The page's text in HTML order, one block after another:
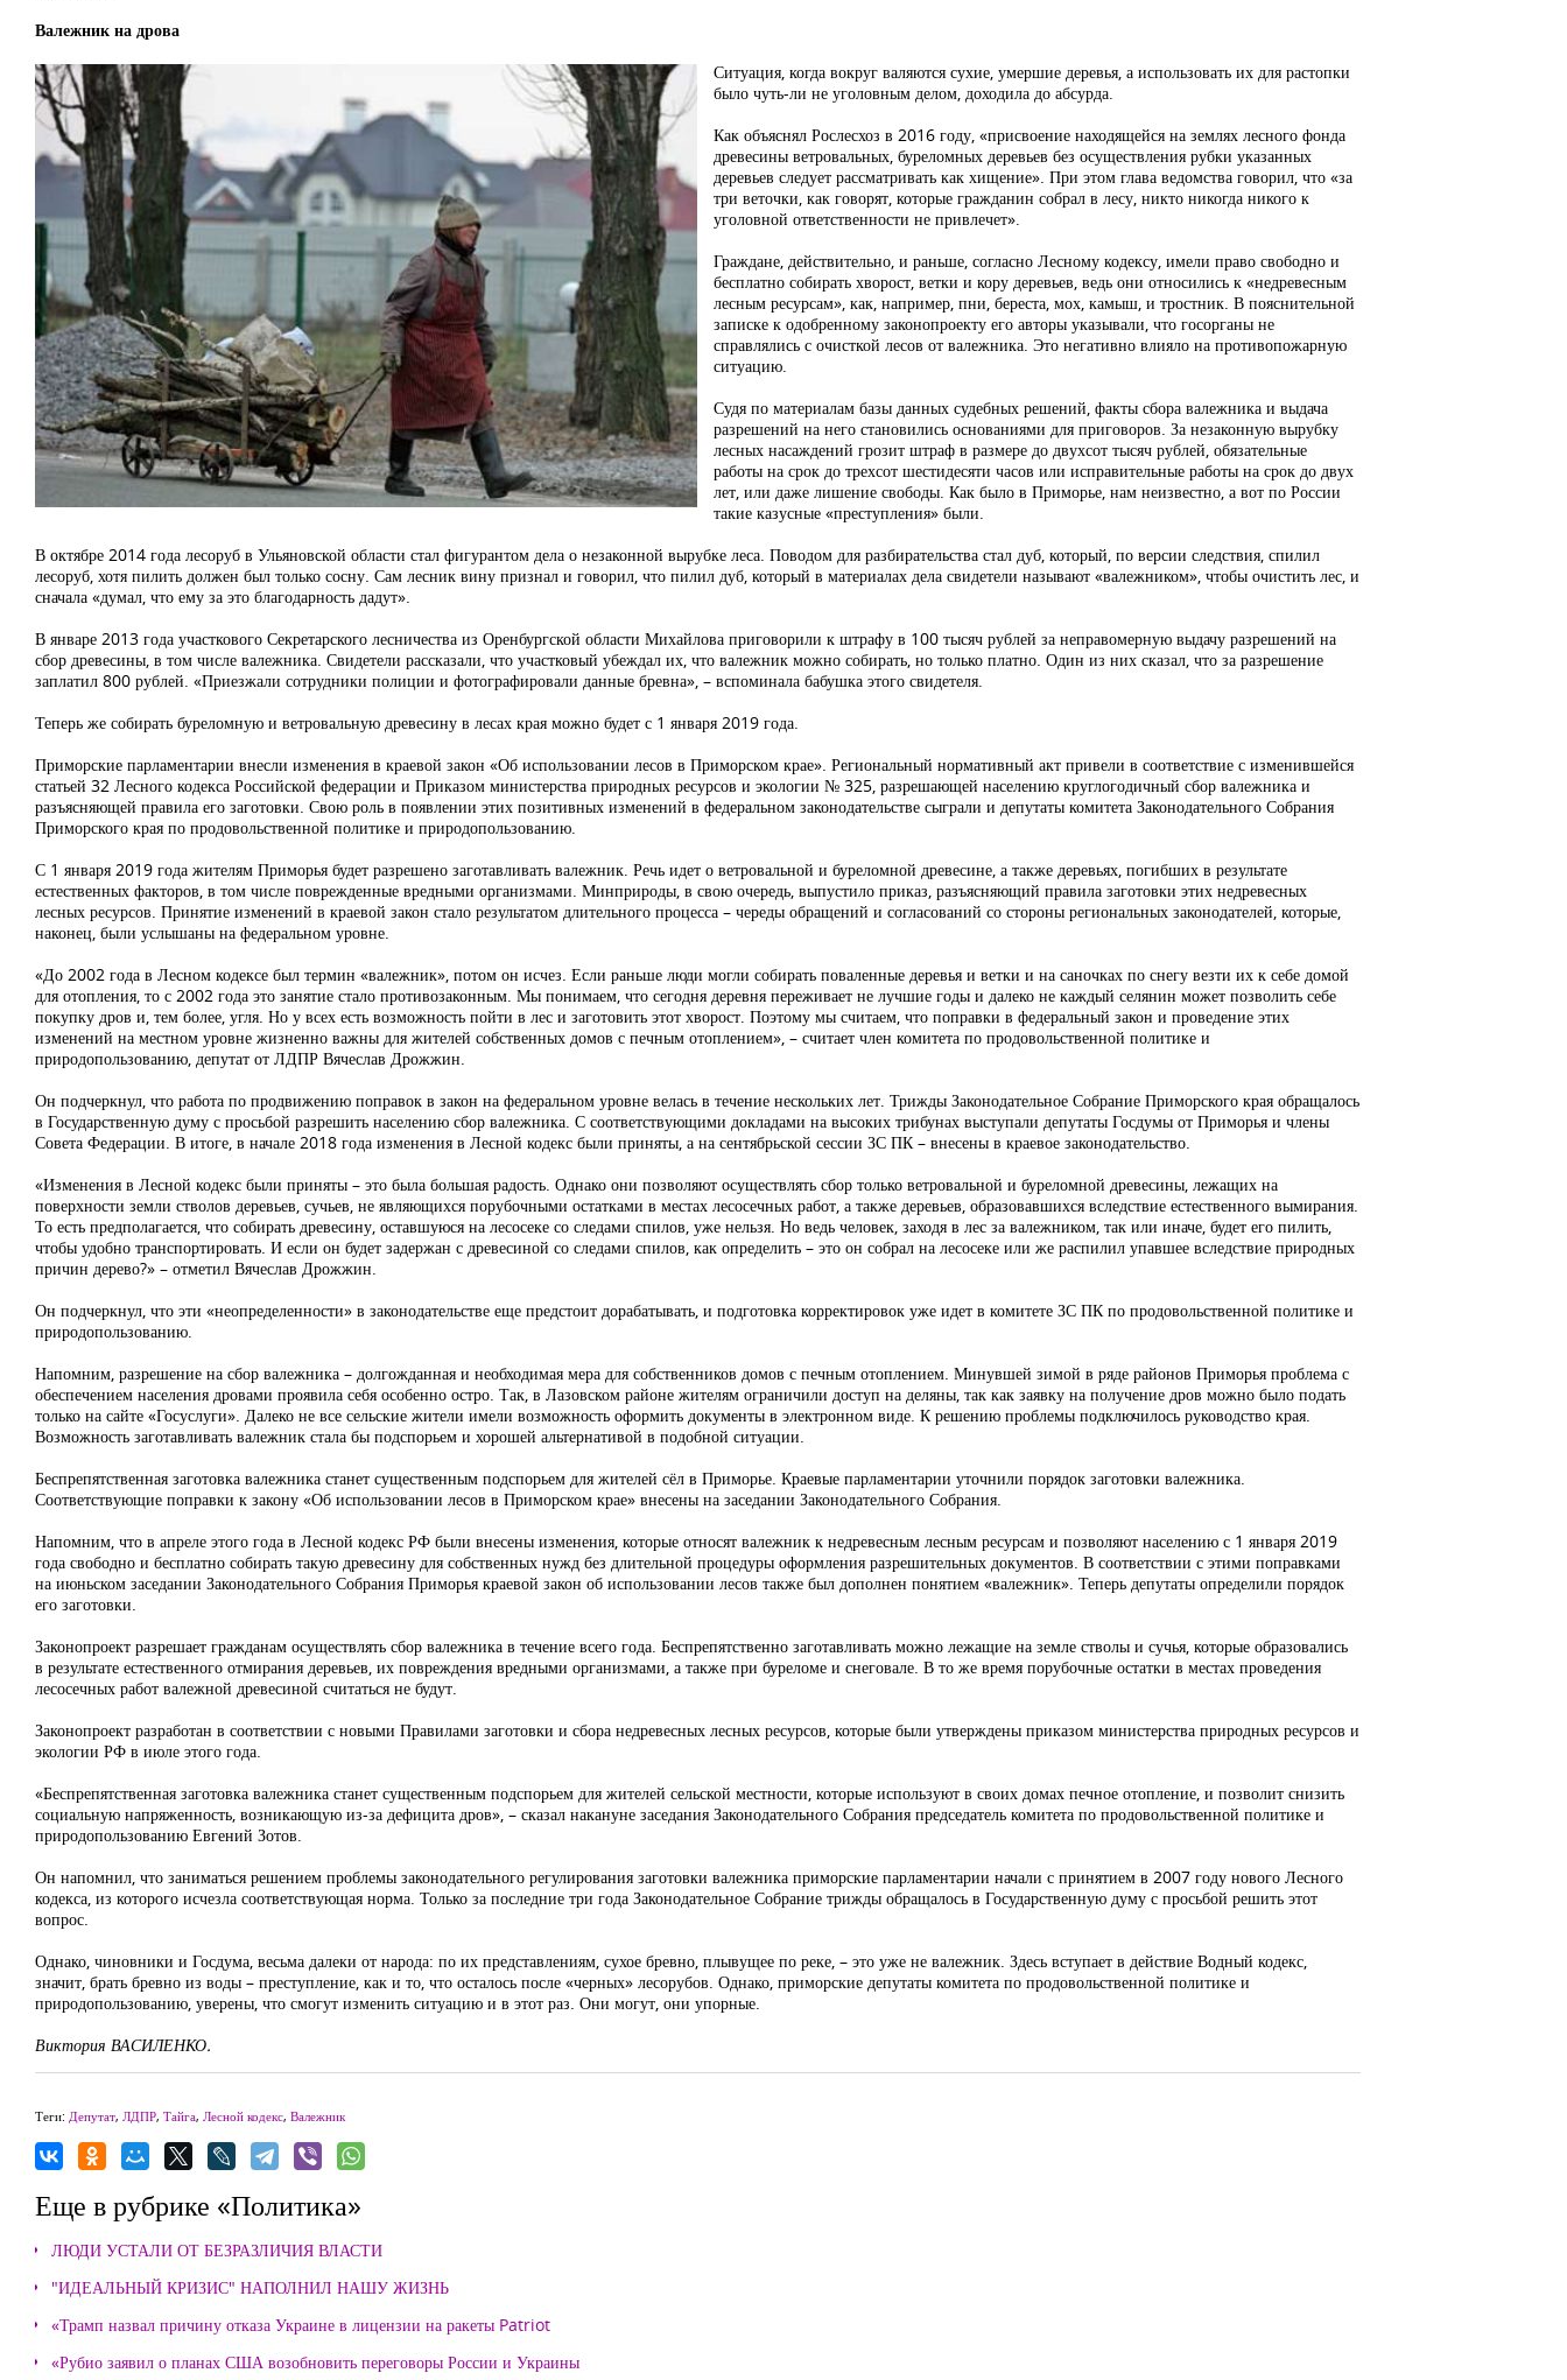
Валежник на дрова
Ситуация, когда вокруг валяются сухие, умершие деревья, а использовать их для растопки
было чуть-ли не уголовным делом, доходила до абсурда.
Как объяснял Рослесхоз в 2016 году, «присвоение находящейся на землях лесного фонда
древесины ветровальных, буреломных деревьев без осуществления рубки указанных
деревьев следует рассматривать как хищение». При этом глава ведомства говорил, что «за
три веточки, как говорят, которые гражданин собрал в лесу, никто никогда никого к
уголовной ответственности не привлечет».
Граждане, действительно, и раньше, согласно Лесному кодексу, имели право свободно и
бесплатно собирать хворост, ветки и кору деревьев, ведь они относились к «недревесным
лесным ресурсам», как, например, пни, береста, мох, камыш, и тростник. В пояснительной
записке к одобренному законопроекту его авторы указывали, что госорганы не
справлялись с очисткой лесов от валежника. Это негативно влияло на противопожарную
ситуацию.
Судя по материалам базы данных судебных решений, факты сбора валежника и выдача
разрешений на него становились основаниями для приговоров. За незаконную вырубку
лесных насаждений грозит штраф в размере до двухсот тысяч рублей, обязательные
работы на срок до трехсот шестидесяти часов или исправительные работы на срок до двух
лет, или даже лишение свободы. Как было в Приморье, нам неизвестно, а вот по России
такие казусные «преступления» были.
В октябре 2014 года лесоруб в Ульяновской области стал фигурантом дела о незаконной вырубке леса. Поводом для разбирательства стал дуб, который, по версии следствия, спилил
лесоруб, хотя пилить должен был только сосну. Сам лесник вину признал и говорил, что пилил дуб, который в материалах дела свидетели называют «валежником», чтобы очистить лес, и
сначала «думал, что ему за это благодарность дадут».
В январе 2013 года участкового Секретарского лесничества из Оренбургской области Михайлова приговорили к штрафу в 100 тысяч рублей за неправомерную выдачу разрешений на
сбор древесины, в том числе валежника. Свидетели рассказали, что участковый убеждал их, что валежник можно собирать, но только платно. Один из них сказал, что за разрешение
заплатил 800 рублей. «Приезжали сотрудники полиции и фотографировали данные бревна», – вспоминала бабушка этого свидетеля.
Теперь же собирать буреломную и ветровальную древесину в лесах края можно будет с 1 января 2019 года.
Приморские парламентарии внесли изменения в краевой закон «Об использовании лесов в Приморском крае». Региональный нормативный акт привели в соответствие с изменившейся
статьей 32 Лесного кодекса Российской федерации и Приказом министерства природных ресурсов и экологии № 325, разрешающей населению круглогодичный сбор валежника и
разъясняющей правила его заготовки. Свою роль в появлении этих позитивных изменений в федеральном законодательстве сыграли и депутаты комитета Законодательного Собрания
Приморского края по продовольственной политике и природопользованию.
С 1 января 2019 года жителям Приморья будет разрешено заготавливать валежник. Речь идет о ветровальной и буреломной древесине, а также деревьях, погибших в результате
естественных факторов, в том числе поврежденные вредными организмами. Минприроды, в свою очередь, выпустило приказ, разъясняющий правила заготовки этих недревесных
лесных ресурсов. Принятие изменений в краевой закон стало результатом длительного процесса – череды обращений и согласований со стороны региональных законодателей, которые,
наконец, были услышаны на федеральном уровне.
«До 2002 года в Лесном кодексе был термин «валежник», потом он исчез. Если раньше люди могли собирать поваленные деревья и ветки и на саночках по снегу везти их к себе домой
для отопления, то с 2002 года это занятие стало противозаконным. Мы понимаем, что сегодня деревня переживает не лучшие годы и далеко не каждый селянин может позволить себе
покупку дров и, тем более, угля. Но у всех есть возможность пойти в лес и заготовить этот хворост. Поэтому мы считаем, что поправки в федеральный закон и проведение этих
изменений на местном уровне жизненно важны для жителей собственных домов с печным отоплением», – считает член комитета по продовольственной политике и
природопользованию, депутат от ЛДПР Вячеслав Дрожжин.
Он подчеркнул, что работа по продвижению поправок в закон на федеральном уровне велась в течение нескольких лет. Трижды Законодательное Собрание Приморского края обращалось
в Государственную думу с просьбой разрешить населению сбор валежника. С соответствующими докладами на высоких трибунах выступали депутаты Госдумы от Приморья и члены
Совета Федерации. В итоге, в начале 2018 года изменения в Лесной кодекс были приняты, а на сентябрьской сессии ЗС ПК – внесены в краевое законодательство.
«Изменения в Лесной кодекс были приняты – это была большая радость. Однако они позволяют осуществлять сбор только ветровальной и буреломной древесины, лежащих на
поверхности земли стволов деревьев, сучьев, не являющихся порубочными остатками в местах лесосечных работ, а также деревьев, образовавшихся вследствие естественного вымирания.
То есть предполагается, что собирать древесину, оставшуюся на лесосеке со следами спилов, уже нельзя. Но ведь человек, заходя в лес за валежником, так или иначе, будет его пилить,
чтобы удобно транспортировать. И если он будет задержан с древесиной со следами спилов, как определить – это он собрал на лесосеке или же распилил упавшее вследствие природных
причин дерево?» – отметил Вячеслав Дрожжин.
Он подчеркнул, что эти «неопределенности» в законодательстве еще предстоит дорабатывать, и подготовка корректировок уже идет в комитете ЗС ПК по продовольственной политике и
природопользованию.
Напомним, разрешение на сбор валежника – долгожданная и необходимая мера для собственников домов с печным отоплением. Минувшей зимой в ряде районов Приморья проблема с
обеспечением населения дровами проявила себя особенно остро. Так, в Лазовском районе жителям ограничили доступ на деляны, так как заявку на получение дров можно было подать
только на сайте «Госуслуги». Далеко не все сельские жители имели возможность оформить документы в электронном виде. К решению проблемы подключилось руководство края.
Возможность заготавливать валежник стала бы подспорьем и хорошей альтернативой в подобной ситуации.
Беспрепятственная заготовка валежника станет существенным подспорьем для жителей сёл в Приморье. Краевые парламентарии уточнили порядок заготовки валежника.
Соответствующие поправки к закону «Об использовании лесов в Приморском крае» внесены на заседании Законодательного Собрания.
Напомним, что в апреле этого года в Лесной кодекс РФ были внесены изменения, которые относят валежник к недревесным лесным ресурсам и позволяют населению с 1 января 2019
года свободно и бесплатно собирать такую древесину для собственных нужд без длительной процедуры оформления разрешительных документов. В соответствии с этими поправками
на июньском заседании Законодательного Собрания Приморья краевой закон об использовании лесов также был дополнен понятием «валежник». Теперь депутаты определили порядок
его заготовки.
Законопроект разрешает гражданам осуществлять сбор валежника в течение всего года. Беспрепятственно заготавливать можно лежащие на земле стволы и сучья, которые образовались
в результате естественного отмирания деревьев, их повреждения вредными организмами, а также при буреломе и снеговале. В то же время порубочные остатки в местах проведения
лесосечных работ валежной древесиной считаться не будут.
Законопроект разработан в соответствии с новыми Правилами заготовки и сбора недревесных лесных ресурсов, которые были утверждены приказом министерства природных ресурсов и
экологии РФ в июле этого года.
«Беспрепятственная заготовка валежника станет существенным подспорьем для жителей сельской местности, которые используют в своих домах печное отопление, и позволит снизить
социальную напряженность, возникающую из-за дефицита дров», – сказал накануне заседания Законодательного Собрания председатель комитета по продовольственной политике и
природопользованию Евгений Зотов.
Он напомнил, что заниматься решением проблемы законодательного регулирования заготовки валежника приморские парламентарии начали с принятием в 2007 году нового Лесного
кодекса, из которого исчезла соответствующая норма. Только за последние три года Законодательное Собрание трижды обращалось в Государственную думу с просьбой решить этот
вопрос.
Однако, чиновники и Госдума, весьма далеки от народа: по их представлениям, сухое бревно, плывущее по реке, – это уже не валежник. Здесь вступает в действие Водный кодекс,
значит, брать бревно из воды – преступление, как и то, что осталось после «черных» лесорубов. Однако, приморские депутаты комитета по продовольственной политике и
природопользованию, уверены, что смогут изменить ситуацию и в этот раз. Они могут, они упорные.
Виктория ВАСИЛЕНКО.
Теги: Депутат, ЛДПР, Тайга, Лесной кодекс, Валежник
Еще в рубрике «Политика»
ЛЮДИ УСТАЛИ ОТ БЕЗРАЗЛИЧИЯ ВЛАСТИ
"ИДЕАЛЬНЫЙ КРИЗИС" НАПОЛНИЛ НАШУ ЖИЗНЬ
«Трамп назвал причину отказа Украине в лицензии на ракеты Patriot
«Рубио заявил о планах США возобновить переговоры России и Украины